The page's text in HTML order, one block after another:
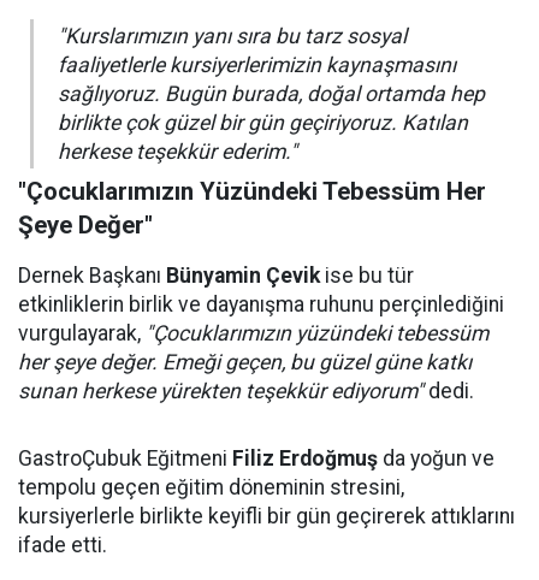
"Kurslarımızın yanı sıra bu tarz sosyal
faaliyetlerle kursiyerlerimizin kaynaşmasını
sağlıyoruz. Bugün burada, doğal ortamda hep
birlikte çok güzel bir gün geçiriyoruz. Katılan
herkese teşekkür ederim."
"Çocuklarımızın Yüzündeki Tebessüm Her
Şeye Değer"
Dernek Başkanı Bünyamin Çevikise bu tür
etkinliklerin birlik ve dayanışma ruhunu perçinlediğini
vurgulayarak, "Çocuklarımızın yüzündeki tebessüm
her şeye değer. Emeği geçen, bu güzel güne katkı
sunan herkese yürekten teşekkür ediyorum"dedi.
GastroÇubuk Eğitmeni Filiz Erdoğmuş da yoğun ve
tempolu geçen eğitim döneminin stresini,
kursiyerlerle birlikte keyifli bir gün geçirerek attıklarını
ifade etti.